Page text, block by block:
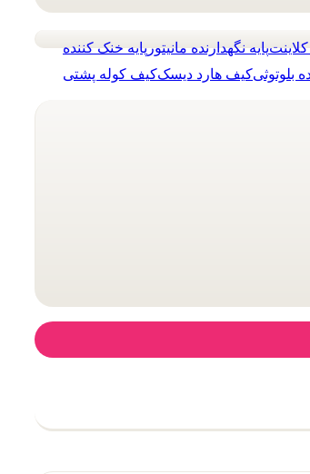
پایه خنک کنندهپایه نگهدارنده مانیتور
کیف کوله پشتیکیف هارد دیسکبلوتوثی